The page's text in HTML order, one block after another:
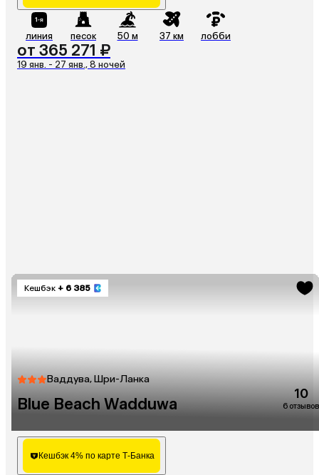
линия песок 50 м 37 км лобби
от 365 271 ₽
19 янв. - 27 янв., 8 ночей
Кешбэк + 6 385
Ваддува, Шри-Ланка
Blue Beach Wadduwa
10
6 отзывов
Кешбэк 4% по карте Т-Банка